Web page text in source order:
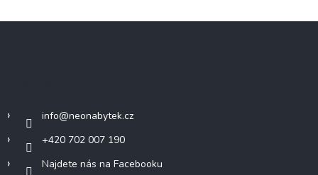
info@neonabytek.cz
+420 702 007 190
Najdete nás na Facebooku